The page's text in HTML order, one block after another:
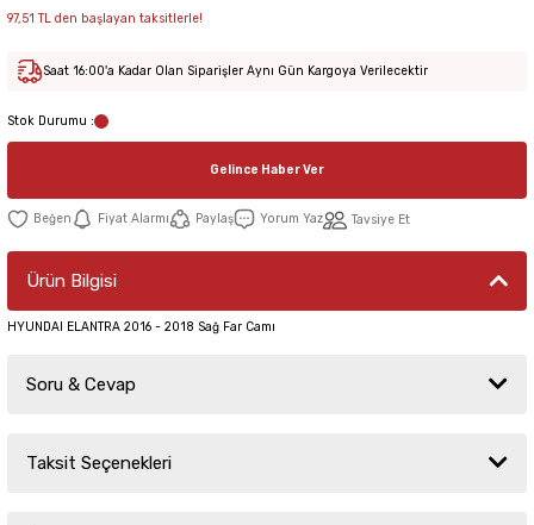
97,51 TL den başlayan taksitlerle!
Saat 16:00'a Kadar Olan Siparişler Aynı Gün Kargoya Verilecektir
Stok Durumu :
Gelince Haber Ver
Fiyat Alarmı Paylaş Yorum Yaz Tavsiye Et
Ürün Bilgisi
HYUNDAI ELANTRA 2016 - 2018 Sağ Far Camı
Soru & Cevap
Ürün hakkında henüz soru sorulmamış.
Taksit Seçenekleri